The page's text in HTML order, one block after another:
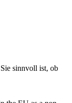
sinnvoll ist, ob